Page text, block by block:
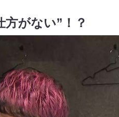
がない”！？